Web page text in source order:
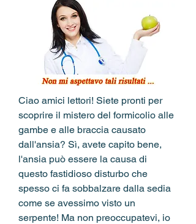
Ciao amici lettori! Siete pronti per
scoprire il mistero del formicolio alle
gambe e alle braccia causato
dall'ansia? Sì, avete capito bene,
l'ansia può essere la causa di
questo fastidioso disturbo che
spesso ci fa sobbalzare dalla sedia
come se avessimo visto un
serpente! Ma non preoccupatevi, io